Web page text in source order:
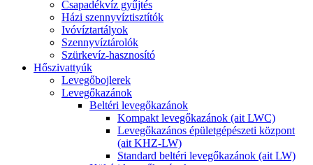
Csapadékvíz gyűjtés
Házi szennyvíztisztítók
Ivóvíztartályok
Szennyvíztárolók
Szürkevíz-hasznosító
Hőszivattyúk
Levegőbojlerek
Levegőkazánok
Beltéri levegőkazánok
Kompakt levegőkazánok (ait LWC)
Levegőkazános épületgépészeti központ
(ait KHZ-LW)
Standard beltéri levegőkazánok (ait LW)